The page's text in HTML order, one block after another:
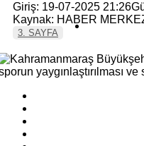
Giriş: 19-07-2025 21:26
Kaynak: HABER
3. SAYFA